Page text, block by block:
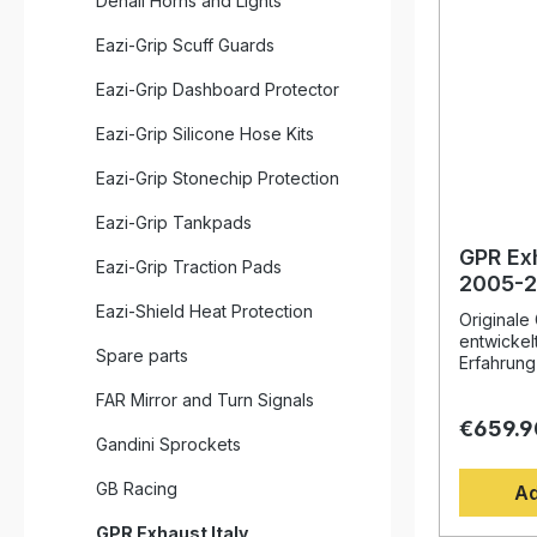
Eazi-Grip Scuff Guards
Eazi-Grip Dashboard Protector
Eazi-Grip Silicone Hose Kits
Eazi-Grip Stonechip Protection
Eazi-Grip Tankpads
Eazi-Grip Traction Pads
Eazi-Shield Heat Protection
Spare parts
FAR Mirror and Turn Signals
Gandini Sprockets
GB Racing
GPR Exhaust Italy
GPR
2005-
Originale